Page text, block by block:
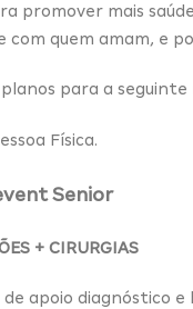
promover mais
quem amam, e
para a seguinte
Física.
Senior
+ CIRURGIAS
apoio diagnóstico